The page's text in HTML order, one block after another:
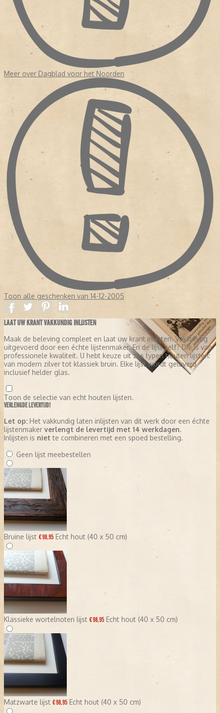
Meer over Dagblad voor het Noorden
Toon alle geschenken van 14-12-2005
LAAT UW KRANT VAKKUNDIG INLIJSTEN
Maak de beleving compleet en laat uw krant inlijsten. Vakkundig
uitgevoerd door een échte lijstenmaker. En de lijst zelf? Die is van
professionele kwaliteit. U hebt keuze uit zes typen houten lijsten:
van modern zilver tot klassiek bruin. Elke lijst wordt geleverd
inclusief helder glas.
Toon de selectie van echt houten lijsten.
VERLENGDE LEVERTIJD!
Let op: Het vakkundig laten inlijsten van dit werk door een échte
lijstenmaker verlengt de levertijd met 14 werkdagen.
Inlijsten is niet te combineren met een spoed bestelling.
Geen lijst meebestellen
Bruine lijst € 98,95 Echt hout (40 x 50 cm)
Klassieke wortelnoten lijst € 98,95 Echt hout (40 x 50 cm)
Matzwarte lijst € 98,95 Echt hout (40 x 50 cm)